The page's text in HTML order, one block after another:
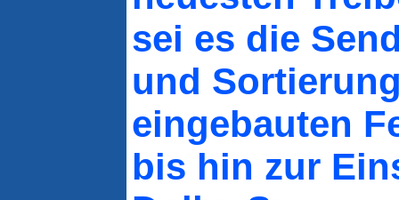
sei es die
und
eingebauten
bis hin zur